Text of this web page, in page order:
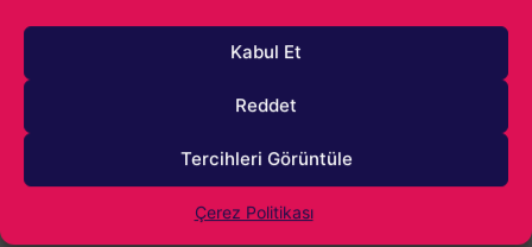
Kabul Et
Reddet
Tercihleri Görüntüle
Çerez Politikası
Tabii böyle bir kıyaslama sizlere Bağdat’ın küçük olduğunu